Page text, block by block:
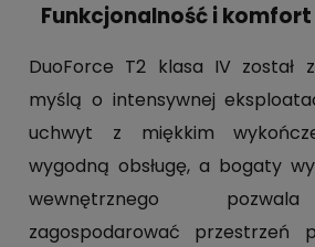
Funkcjonalność i
DuoForce T2 klasa IV został
myślą o intensywnej
uchwyt z miękkim
wygodną obsługę, a bogaty
wewnętrznego
zagospodarować przestrzeń